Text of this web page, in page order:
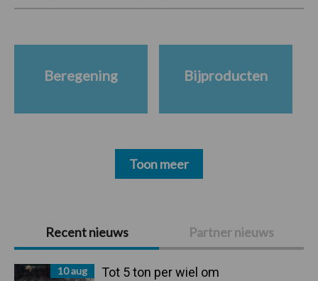
Primaire
Sidebar
Recent nieuws Partner nieuws
10 aug
Tot 5 ton per wiel om
Beregening Bijproducten
Toon meer